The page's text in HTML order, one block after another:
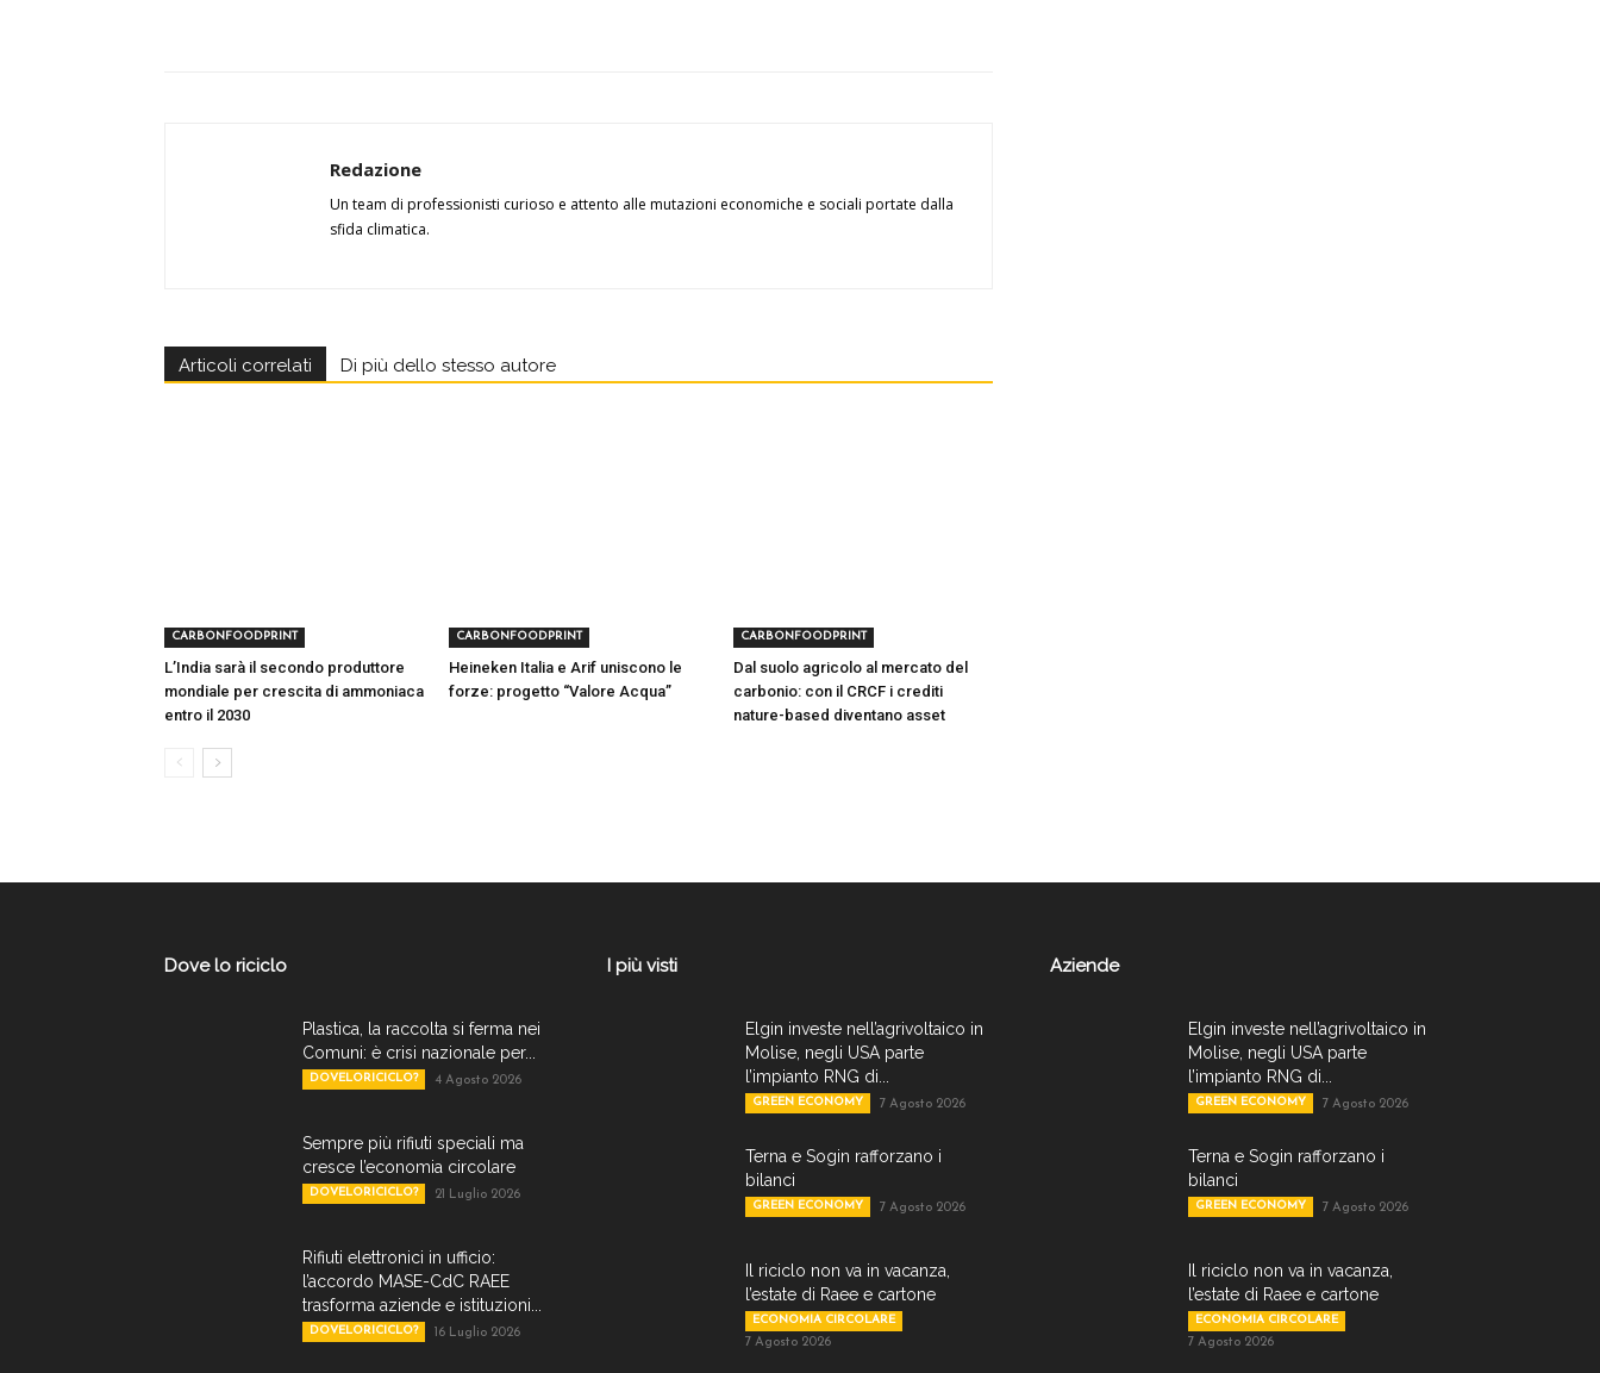
Redazione
Un team di professionisti curioso e attento alle mutazioni economiche e sociali portate dalla
sfida climatica.
Articoli correlati Di più dello stesso autore
CARBONFOODPRINT
L’India sarà il secondo produttore
mondiale per crescita di ammoniaca
entro il 2030
CARBONFOODPRINT
Heineken Italia e Arif uniscono le
forze: progetto “Valore Acqua”
CARBONFOODPRINT
Dal suolo agricolo al mercato del
carbonio: con il CRCF i crediti
nature-based diventano asset
Dove lo riciclo
Plastica, la raccolta si ferma nei
Comuni: è crisi nazionale per...
DOVELORICICLO? 4 Agosto 2026
Sempre più rifiuti speciali ma
cresce l’economia circolare
DOVELORICICLO? 21 Luglio 2026
Rifiuti elettronici in ufficio:
l’accordo MASE-CdC RAEE
trasforma aziende e istituzioni...
DOVELORICICLO? 16 Luglio 2026
I più visti
Elgin investe nell’agrivoltaico in
Molise, negli USA parte
l’impianto RNG di...
GREEN ECONOMY 7 Agosto 2026
Terna e Sogin rafforzano i
bilanci
GREEN ECONOMY 7 Agosto 2026
Il riciclo non va in vacanza,
l’estate di Raee e cartone
ECONOMIA CIRCOLARE
7 Agosto 2026
Aziende
Elgin investe nell’agrivoltaico in
Molise, negli USA parte
l’impianto RNG di...
GREEN ECONOMY 7 Agosto 2026
Terna e Sogin rafforzano i
bilanci
GREEN ECONOMY 7 Agosto 2026
Il riciclo non va in vacanza,
l’estate di Raee e cartone
ECONOMIA CIRCOLARE
7 Agosto 2026